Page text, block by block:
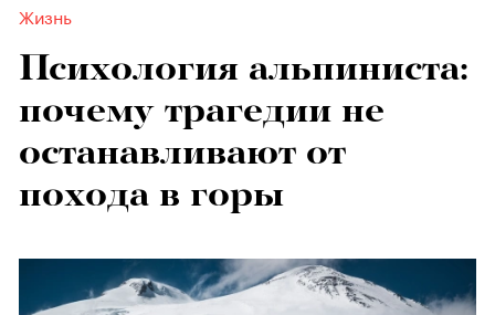
Жизнь
Психология альпиниста:
почему трагедии не
останавливают от
похода в горы